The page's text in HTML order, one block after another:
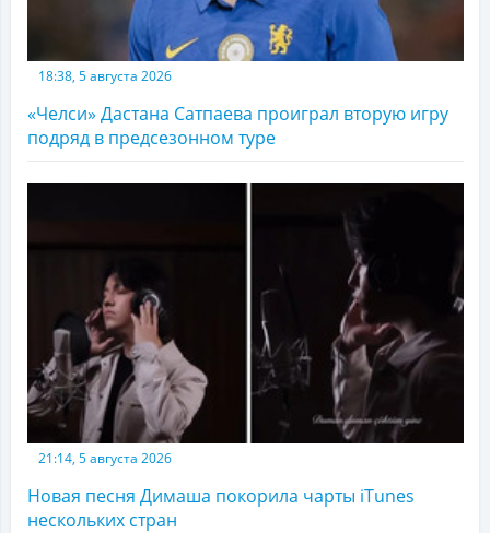
18:38, 5 августа 2026
«Челси» Дастана Сатпаева проиграл вторую игру
подряд в предсезонном туре
21:14, 5 августа 2026
Новая песня Димаша покорила чарты iTunes
нескольких стран